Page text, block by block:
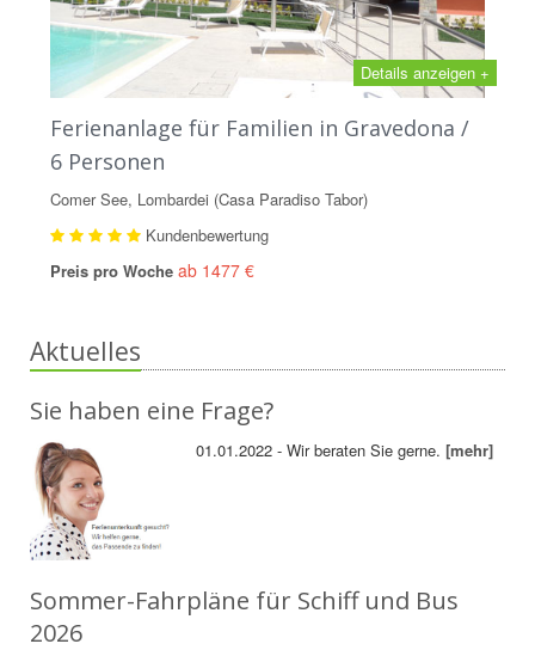
Details anzeigen +
Ferienanlage für Familien in Gravedona /
6 Personen
Comer See, Lombardei (Casa Paradiso Tabor)
Kundenbewertung
Preis pro Woche ab 1477 €
Aktuelles
Sie haben eine Frage?
01.01.2022 - Wir beraten Sie gerne.[mehr]
Sommer-Fahrpläne für Schiff und Bus
2026